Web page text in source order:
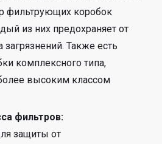
фильтрующих коробок
из них предохраняет от
Также есть
комплексного типа,
высоким классом
фильтров:
защиты от